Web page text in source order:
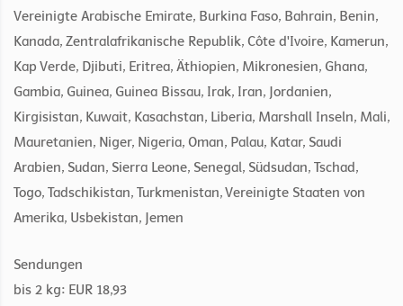
Vereinigte Arabische Emirate, Burkina Faso, Bahrain, Benin,
Kanada, Zentralafrikanische Republik, Côte d'Ivoire, Kamerun,
Kap Verde, Djibuti, Eritrea, Äthiopien, Mikronesien, Ghana,
Gambia, Guinea, Guinea Bissau, Irak, Iran, Jordanien,
Kirgisistan, Kuwait, Kasachstan, Liberia, Marshall Inseln, Mali,
Mauretanien, Niger, Nigeria, Oman, Palau, Katar, Saudi
Arabien, Sudan, Sierra Leone, Senegal, Südsudan, Tschad,
Togo, Tadschikistan, Turkmenistan, Vereinigte Staaten von
Amerika, Usbekistan, Jemen
Sendungen
bis 2 kg: EUR 18,93